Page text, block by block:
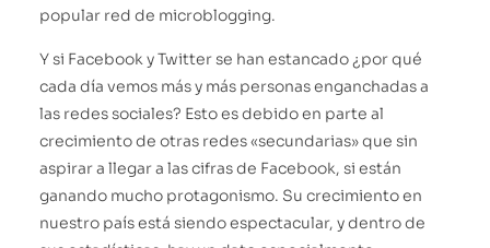
popular red de microblogging.
Y si Facebook y Twitter se han estancado ¿por qué
cada día vemos más y más personas enganchadas a
las redes sociales? Esto es debido en parte al
crecimiento de otras redes «secundarias» que sin
aspirar a llegar a las cifras de Facebook, si están
ganando mucho protagonismo. Su crecimiento en
nuestro país está siendo espectacular, y dentro de